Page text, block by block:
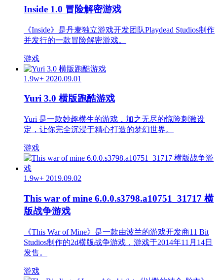
Inside 1.0 冒险解密游戏
《Inside》是丹麦独立游戏开发团队Playdead Studios制作
并发行的一款冒险解密游戏。
游戏
1.9w+ 2020.09.01
Yuri 3.0 横版跑酷游戏
Yuri 是一款妙趣横生的游戏，加之无尽的惊险刺激设
定，让你完全沉浸于精心打造的梦幻世界。
游戏
1.9w+ 2019.09.02
This war of mine 6.0.0.s3798.a10751_31717 横
版战争游戏
《This War of Mine》是一款由波兰的游戏开发商11 Bit
Studios制作的2d横版战争游戏，游戏于2014年11月14日
发售。
游戏